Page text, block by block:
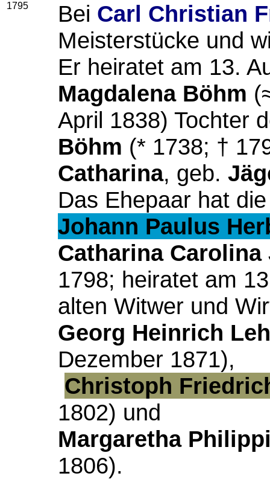
1795 Bei Carl Christian
Meisterstücke und
Er heiratet am 13.
Magdalena Böhm
April 1838) Tochter
Böhm (* 1738; †
Catharina, geb.
Das Ehepaar hat
Johann Paulus
Catharina
1798; heiratet am
alten Witwer und
Georg Heinrich
Dezember 1871),
Christoph
1802) und
Margaretha
1806).